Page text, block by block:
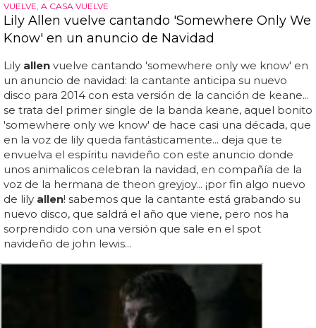
VUELVE, A CASA VUELVE
Lily Allen vuelve cantando 'Somewhere Only We
Know' en un anuncio de Navidad
Lily allen vuelve cantando 'somewhere only we know' en
un anuncio de navidad: la cantante anticipa su nuevo
disco para 2014 con esta versión de la canción de keane...
se trata del primer single de la banda keane, aquel bonito
'somewhere only we know' de hace casi una década, que
en la voz de lily queda fantásticamente... deja que te
envuelva el espíritu navideño con este anuncio donde
unos animalicos celebran la navidad, en compañía de la
voz de la hermana de theon greyjoy... ¡por fin algo nuevo
de lily allen! sabemos que la cantante está grabando su
nuevo disco, que saldrá el año que viene, pero nos ha
sorprendido con una versión que sale en el spot
navideño de john lewis...